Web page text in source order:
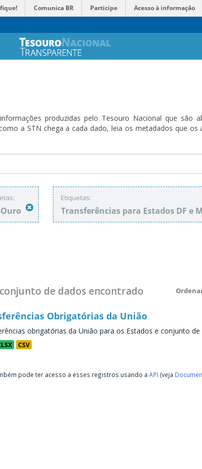
Comunica BR Participe Acesso à informação
produzidas pelo Tesouro Nacional que são
a STN chega a cada dado, leia os metadados que os
Etiquetas:
Transferências para Estados DF e
de dados encontrado
Obrigatórias da União
obrigatórias da União para os Estados e conjunto
CSV
pode ter acesso a esses registros usando a API (veja